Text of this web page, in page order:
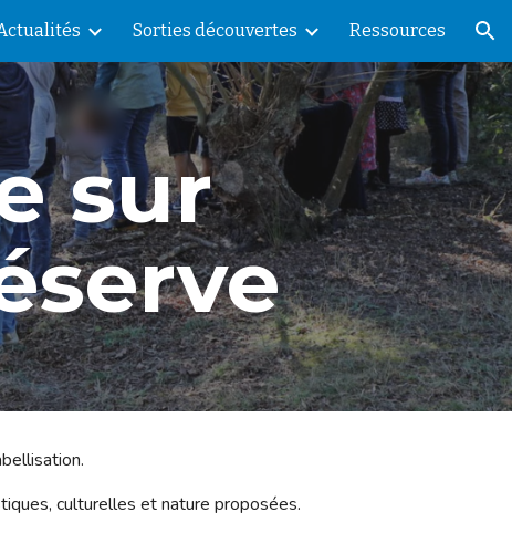
Sorties découvertes Ressources
sur
culturelles et nature proposées.